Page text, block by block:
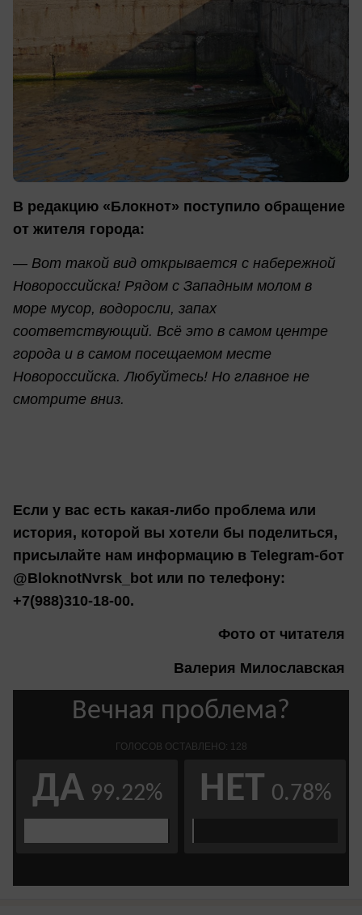
В редакцию «Блокнот» поступило обращение
от жителя города:
— Вот такой вид открывается с набережной
Новороссийска! Рядом с Западным молом в
море мусор, водоросли, запах
соответствующий. Всё это в самом центре
города и в самом посещаемом месте
Новороссийска. Любуйтесь! Но главное не
смотрите вниз.
Если у вас есть какая-либо проблема или
история, которой вы хотели бы поделиться,
присылайте нам информацию в Telegram-бот
@BloknotNvrsk_bot или по телефону:
+7(988)310-18-00.
Фото от читателя
Валерия Милославская